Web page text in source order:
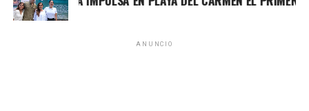
Fuente: 5to Poder Agencia de Noticias
ANUNCIO